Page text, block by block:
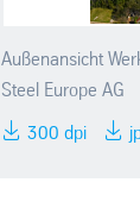
Außenansicht
Steel Europe AG
300 dpi